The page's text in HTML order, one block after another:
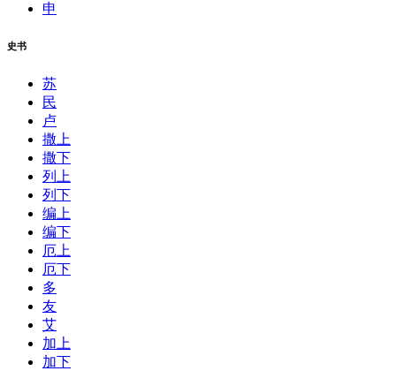
申
史书
苏
民
卢
撒上
撒下
列上
列下
编上
编下
厄上
厄下
多
友
艾
加上
加下